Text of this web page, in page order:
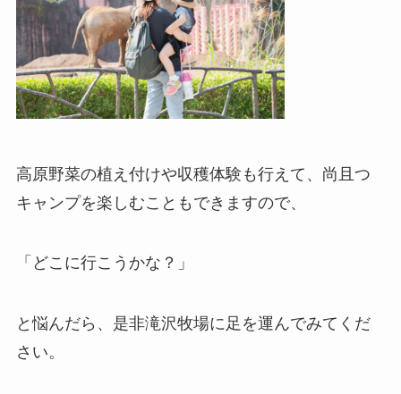
高原野菜の植え付けや収穫体験も行えて、尚且つ
キャンプを楽しむこともできますので、
「どこに行こうかな？」
と悩んだら、是非滝沢牧場に足を運んでみてくだ
さい。